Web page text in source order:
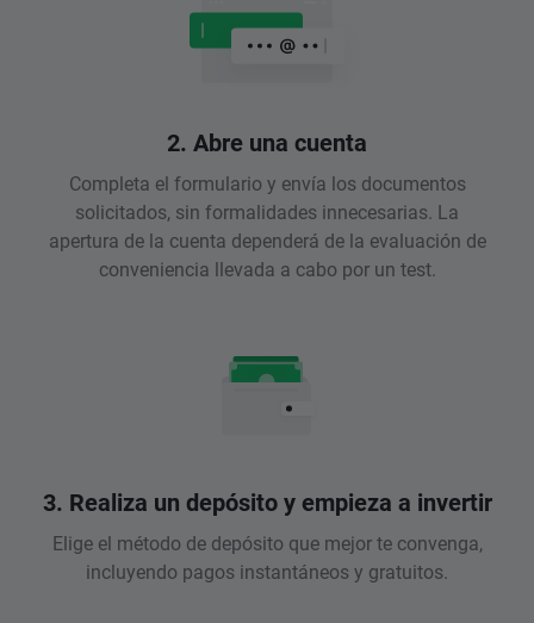
2. Abre una cuenta
Completa el formulario y envía los documentos
solicitados, sin formalidades innecesarias. La
apertura de la cuenta dependerá de la evaluación de
conveniencia llevada a cabo por un test.
3. Realiza un depósito y empieza a invertir
Elige el método de depósito que mejor te convenga,
incluyendo pagos instantáneos y gratuitos.